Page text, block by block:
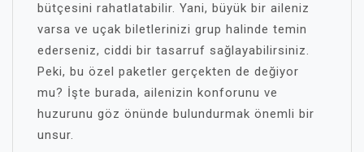
bütçesini rahatlatabilir. Yani, büyük bir aileniz
varsa ve uçak biletlerinizi grup halinde temin
ederseniz, ciddi bir tasarruf sağlayabilirsiniz.
Peki, bu özel paketler gerçekten de değiyor
mu? İşte burada, ailenizin konforunu ve
huzurunu göz önünde bulundurmak önemli bir
unsur.